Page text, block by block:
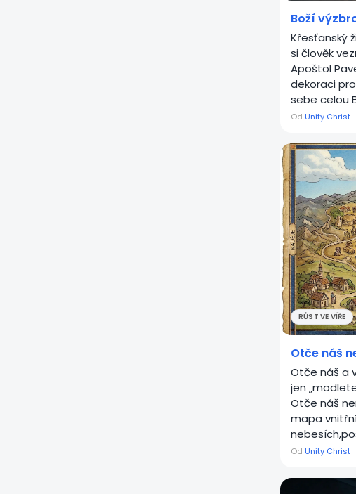
Boží
Křesťanský
si člověk
Apoštol
dekoraci
sebe celou
Od Unity Christ
RŮST VE VÍŘE
Otče náš
Otče náš a
jen
Otče náš
mapa
Od Unity Christ